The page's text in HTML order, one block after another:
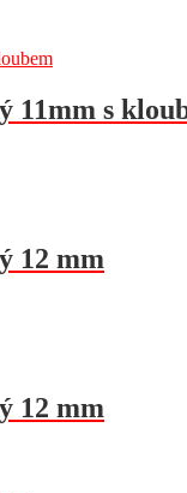
11mm s
12 mm
12 mm